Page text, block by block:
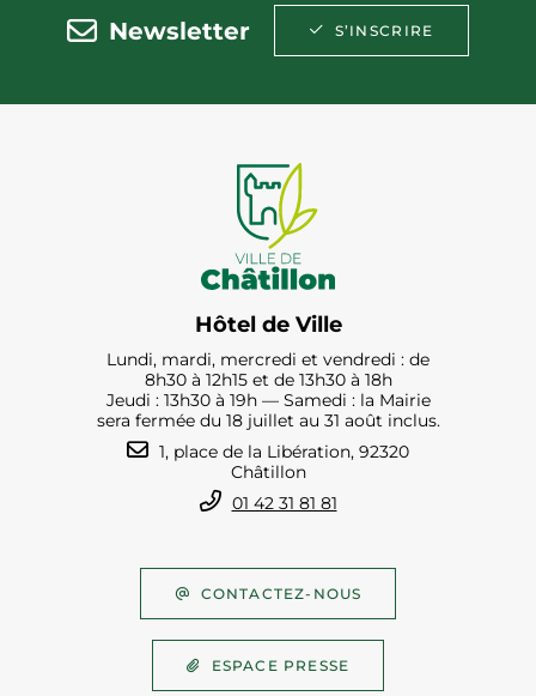
Newsletter S’INSCRIRE
Hôtel de Ville
Lundi, mardi, mercredi et vendredi : de
8h30 à 12h15 et de 13h30 à 18h
Jeudi : 13h30 à 19h — Samedi : la Mairie
sera fermée du 18 juillet au 31 août inclus.
1, place de la Libération, 92320
Châtillon
01 42 31 81 81
CONTACTEZ-NOUS
ESPACE PRESSE